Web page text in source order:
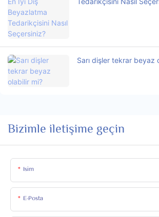
Sarı dişler tekrar beyaz
Bizimle iletişime geçin
Isim
E-Posta